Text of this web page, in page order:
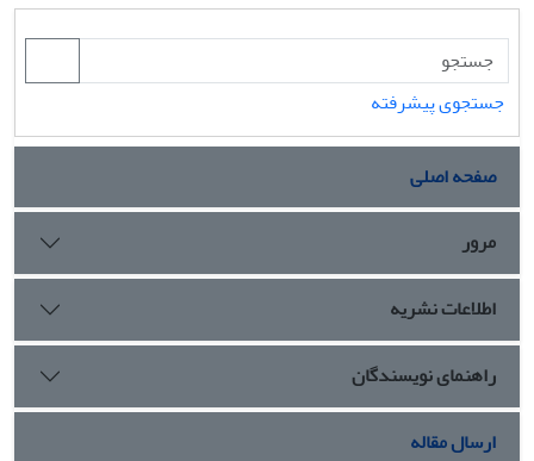
جستجوی پیشرفته
صفحه اصلی
مرور
اطلاعات نشریه
راهنمای نویسندگان
ارسال مقاله